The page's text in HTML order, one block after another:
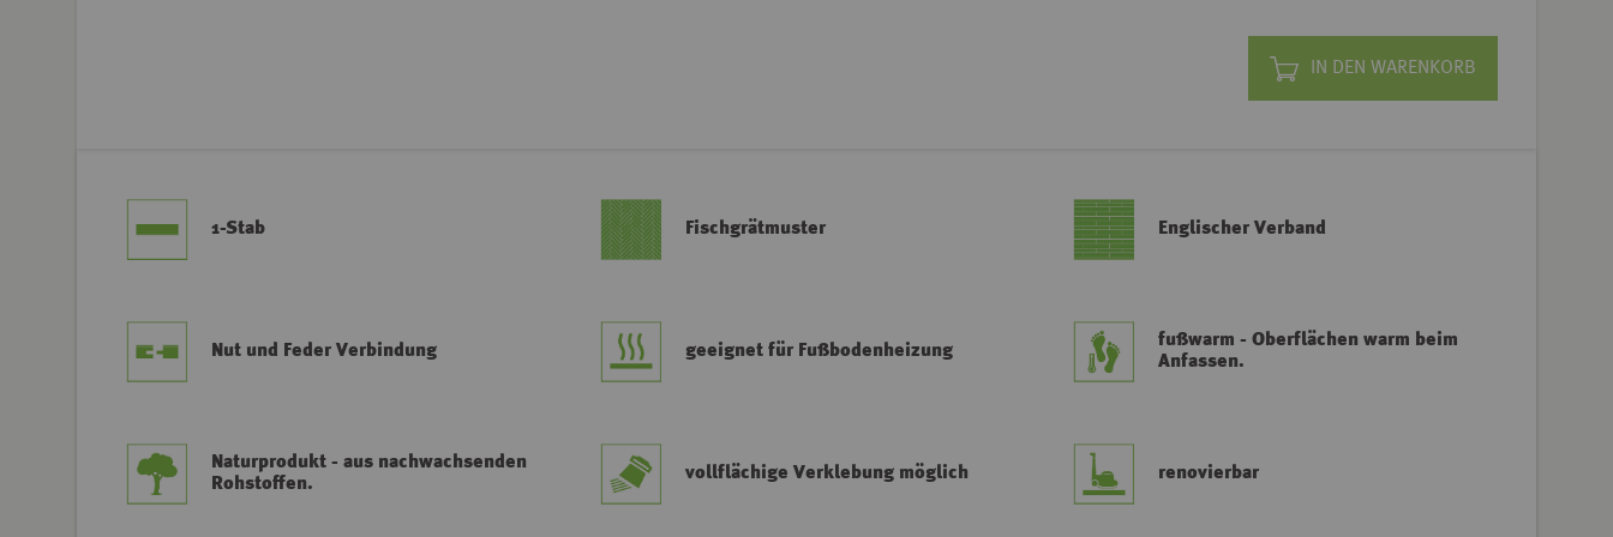
IN DEN WARENKORB
1-Stab Fischgrätmuster Englischer Verband
Nut und Feder Verbindung geeignet für Fußbodenheizung
fußwarm - Oberflächen warm beim
Anfassen.
Naturprodukt - aus nachwachsenden
Rohstoffen.
vollflächige Verklebung möglich renovierbar